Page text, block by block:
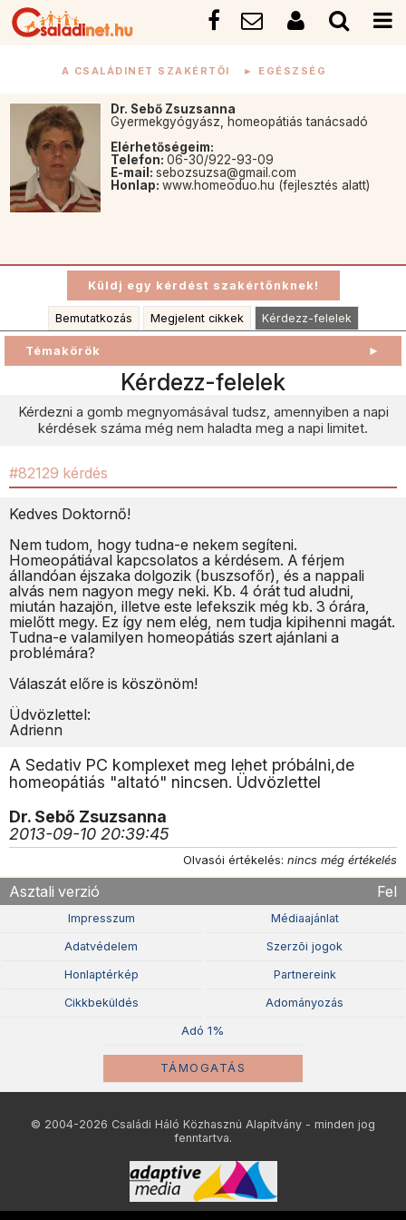
A CSALÁDINET SZAKÉRTŐI ► EGÉSZSÉG
Dr. Sebő Zsuzsanna
Gyermekgyógyász, homeopátiás tanácsadó
Elérhetőségeim:
Telefon: 06-30/922-93-09
E-mail: sebozsuzsa@gmail.com
Honlap: www.homeoduo.hu (fejlesztés alatt)
Bemutatkozás Megjelent cikkek Kérdezz-felelek
Témakörök ►
Kérdezz-felelek
Kérdezni a gomb megnyomásával tudsz, amennyiben a napi
kérdések száma még nem haladta meg a napi limitet.
#82129 kérdés
Kedves Doktornő!
Nem tudom, hogy tudna-e nekem segíteni.
Homeopátiával kapcsolatos a kérdésem. A férjem
állandóan éjszaka dolgozik (buszsofőr), és a nappali
alvás nem nagyon megy neki. Kb. 4 órát tud aludni,
miután hazajön, illetve este lefekszik még kb. 3 órára,
mielőtt megy. Ez így nem elég, nem tudja kipihenni magát.
Tudna-e valamilyen homeopátiás szert ajánlani a
problémára?
Válaszát előre is köszönöm!
Üdvözlettel:
Adrienn
A Sedativ PC komplexet meg lehet próbálni,de
homeopátiás "altató" nincsen. Üdvözlettel
Dr. Sebő Zsuzsanna
2013-09-10 20:39:45
Olvasói értékelés: nincs még értékelés
Asztali verzió Fel
Impresszum Médiaajánlat
Adatvédelem Szerzõi jogok
Honlaptérkép Partnereink
Cikkbeküldés Adományozás
Adó 1%
TÁMOGATÁS
© 2004-2026 Családi Háló Közhasznú Alapítvány - minden jog
fenntartva.